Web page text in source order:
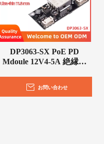
DP3063-SX PoE PD
Mdoule 12V4-5A 絶縁型
レイ用
お問い合わせ